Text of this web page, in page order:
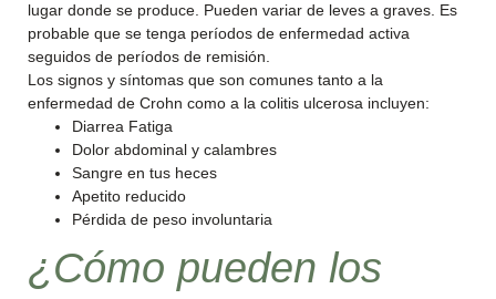
lugar donde se produce. Pueden variar de leves a graves. Es
probable que se tenga períodos de enfermedad activa
seguidos de períodos de remisión.
Los signos y síntomas que son comunes tanto a la
enfermedad de Crohn como a la colitis ulcerosa incluyen:
Diarrea Fatiga
Dolor abdominal y calambres
Sangre en tus heces
Apetito reducido
Pérdida de peso involuntaria
¿Cómo pueden los